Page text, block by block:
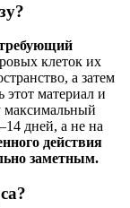
клеток их
а затем
материал и
максимальный
дней, а не на
действия
заметным.